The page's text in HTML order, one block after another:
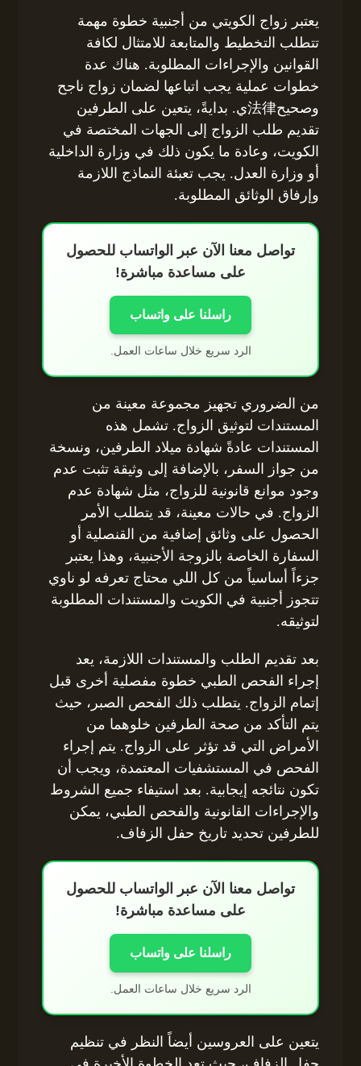
يعتبر زواج الكويتي من أجنبية خطوة مهمة
تتطلب التخطيط والمتابعة للامتثال لكافة
القوانين والإجراءات المطلوبة. هناك عدة
خطوات عملية يجب اتباعها لضمان زواج ناجح
وصحيح法律ي. بدايةً، يتعين على الطرفين
تقديم طلب الزواج إلى الجهات المختصة في
الكويت، وعادة ما يكون ذلك في وزارة الداخلية
أو وزارة العدل. يجب تعبئة النماذج اللازمة
وإرفاق الوثائق المطلوبة.
تواصل معنا الآن عبر الواتساب للحصول
على مساعدة مباشرة!
راسلنا على واتساب
الرد سريع خلال ساعات العمل.
من الضروري تجهيز مجموعة معينة من
المستندات لتوثيق الزواج. تشمل هذه
المستندات عادةً شهادة ميلاد الطرفين، ونسخة
من جواز السفر، بالإضافة إلى وثيقة تثبت عدم
وجود موانع قانونية للزواج، مثل شهادة عدم
الزواج. في حالات معينة، قد يتطلب الأمر
الحصول على وثائق إضافية من القنصلية أو
السفارة الخاصة بالزوجة الأجنبية، وهذا يعتبر
جزءاً أساسياً من كل اللي محتاج تعرفه لو ناوي
تتجوز أجنبية في الكويت والمستندات المطلوبة
لتوثيقه.
بعد تقديم الطلب والمستندات اللازمة، يعد
إجراء الفحص الطبي خطوة مفصلية أخرى قبل
إتمام الزواج. يتطلب ذلك الفحص الصبر، حيث
يتم التأكد من صحة الطرفين خلوهما من
الأمراض التي قد تؤثر على الزواج. يتم إجراء
الفحص في المستشفيات المعتمدة، ويجب أن
تكون نتائجه إيجابية. بعد استيفاء جميع الشروط
والإجراءات القانونية والفحص الطبي، يمكن
للطرفين تحديد تاريخ حفل الزفاف.
تواصل معنا الآن عبر الواتساب للحصول
على مساعدة مباشرة!
راسلنا على واتساب
الرد سريع خلال ساعات العمل.
يتعين على العروسين أيضاً النظر في تنظيم